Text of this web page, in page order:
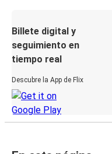
Billete digital y
seguimiento en
tiempo real
Descubre la App de Flix